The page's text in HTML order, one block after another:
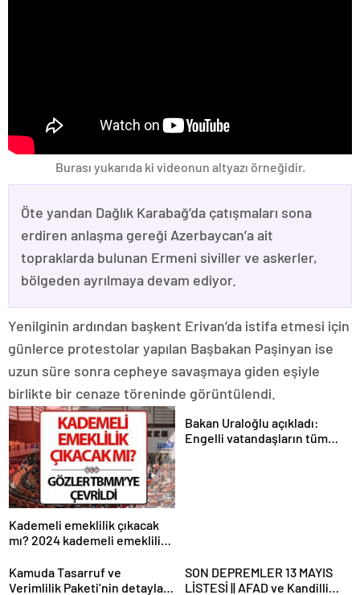
Burası yukarıda ki videonun altyazı örneğidir.
Öte yandan Dağlık Karabağ’da çatışmaları sona
erdiren anlaşma gereği Azerbaycan’a ait
topraklarda bulunan Ermeni siviller ve askerler,
bölgeden ayrılmaya devam ediyor.
Yenilginin ardından başkent Erivan’da istifa etmesi için
günlerce protestolar yapılan Başbakan Paşinyan ise
uzun süre sonra cepheye savaşmaya giden eşiyle
birlikte bir cenaze töreninde görüntülendi.
Kademeli emeklilik çıkacak
mı? 2024 kademeli emeklilik
gelişmeleri
Bakan Uraloğlu açıkladı:
Engelli vatandaşların tüm
Kamuda Tasarruf ve
Verimlilik Paketi’nin detayları
SON DEPREMLER 13 MAYIS
LİSTESİ || AFAD ve Kandilli